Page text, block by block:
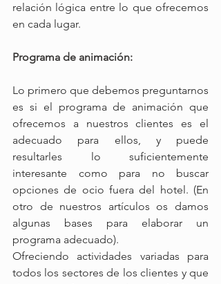
relación lógica entre lo que ofrecemos
en cada lugar.
Programa de animación:
Lo primero que debemos preguntarnos
es si el programa de animación que
ofrecemos a nuestros clientes es el
adecuado para ellos, y puede
resultarles lo suficientemente
interesante como para no buscar
opciones de ocio fuera del hotel. (En
otro de nuestros artículos os damos
algunas bases para elaborar un
programa adecuado).
Ofreciendo actividades variadas para
todos los sectores de los clientes y que